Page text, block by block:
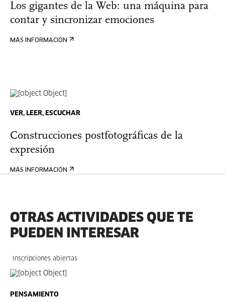
Los gigantes de la Web: una máquina para
contar y sincronizar emociones
MÁS INFORMACIÓN
VER, LEER, ESCUCHAR
Construcciones postfotográficas de la
expresión
MÁS INFORMACIÓN
OTRAS ACTIVIDADES QUE TE
PUEDEN INTERESAR
Inscripciones abiertas
PENSAMIENTO